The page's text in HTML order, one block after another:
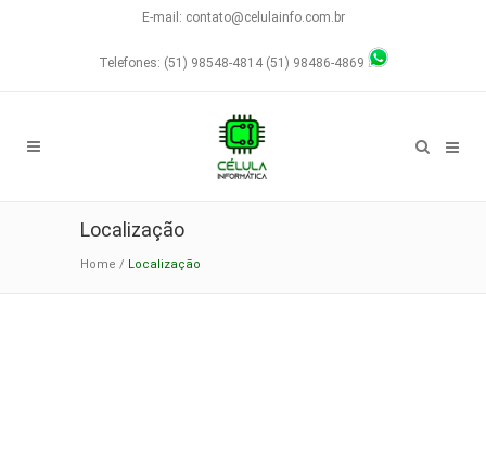
E-mail: contato@celulainfo.com.br
Telefones: (51) 98548-4814 (51) 98486-4869
Localização
Home / Localização